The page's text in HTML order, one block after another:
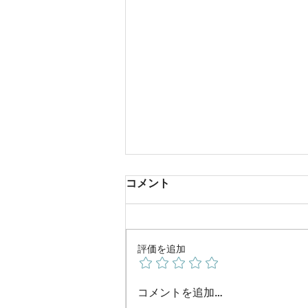
W杯は残念でした
コメント
評価を追加
コメントを追加…